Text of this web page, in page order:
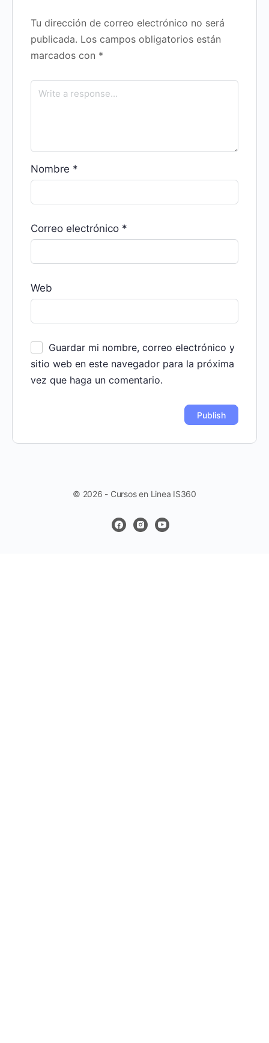
Tu dirección de correo electrónico no será
publicada. Los campos obligatorios están
marcados con *
Nombre *
Correo electrónico *
Web
Guardar mi nombre, correo electrónico y
sitio web en este navegador para la próxima
vez que haga un comentario.
© 2026 - Cursos en Linea IS360